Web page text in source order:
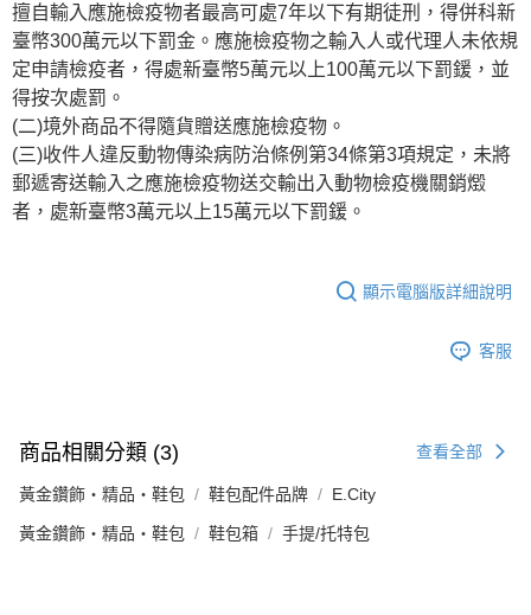
擅自輸入應施檢疫物者最高可處7年以下有期徒刑，得併科新
臺幣300萬元以下罰金。應施檢疫物之輸入人或代理人未依規
定申請檢疫者，得處新臺幣5萬元以上100萬元以下罰鍰，並
得按次處罰。
(二)境外商品不得隨貨贈送應施檢疫物。
(三)收件人違反動物傳染病防治條例第34條第3項規定，未將
郵遞寄送輸入之應施檢疫物送交輸出入動物檢疫機關銷燬
者，處新臺幣3萬元以上15萬元以下罰鍰。
顯示電腦版詳細說明
客服
商品相關分類 (3) 查看全部
黃金鑽飾・精品・鞋包 鞋包配件品牌 E.City
黃金鑽飾・精品・鞋包 鞋包箱 手提/托特包